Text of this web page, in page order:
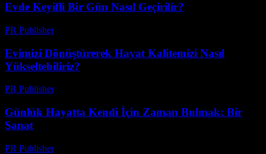
Evde Keyifli Bir Gün Nasıl Geçirilir?
PR Publisher-
Evimizi Dönüştürerek Hayat Kalitemizi Nasıl
Yükseltebiliriz?
PR Publisher-
Günlük Hayatta Kendi İçin Zaman Bulmak: Bir
Sanat
PR Publisher-